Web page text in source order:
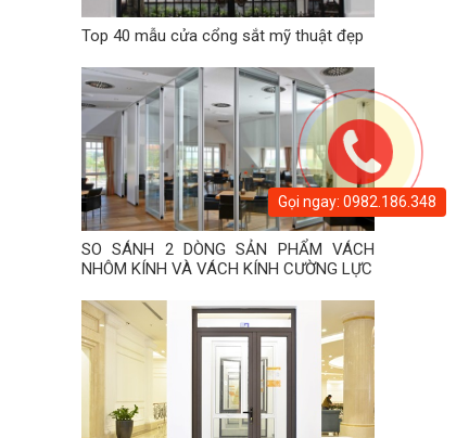
Top 40 mẫu cửa cổng sắt mỹ thuật đẹp
SO SÁNH 2 DÒNG SẢN PHẨM VÁCH
NHÔM KÍNH VÀ VÁCH KÍNH CƯỜNG LỰC
Gọi ngay: 0982.186.348